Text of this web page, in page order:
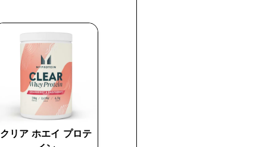
クリア ホエイ プロテ